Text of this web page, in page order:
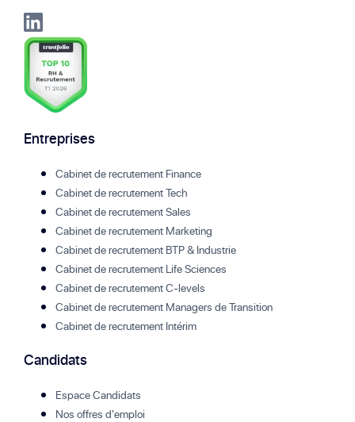
Entreprises
Cabinet de recrutement Finance
Cabinet de recrutement Tech
Cabinet de recrutement Sales
Cabinet de recrutement Marketing
Cabinet de recrutement BTP & Industrie
Cabinet de recrutement Life Sciences
Cabinet de recrutement C-levels
Cabinet de recrutement Managers de Transition
Cabinet de recrutement Intérim
Candidats
Espace Candidats
Nos offres d'emploi